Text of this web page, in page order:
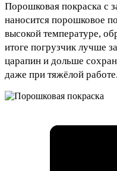
Порошковая покраска с
наносится порошковое
высокой температуре,
итоге погрузчик лучше
царапин и дольше
даже при тяжёлой работе.